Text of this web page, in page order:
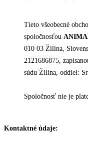
Tieto všeobecné
spoločnosťou
010 03 Žilina,
2121686875,
súdu Žilina, oddiel:
Spoločnosť nie je
Kontaktné údaje: